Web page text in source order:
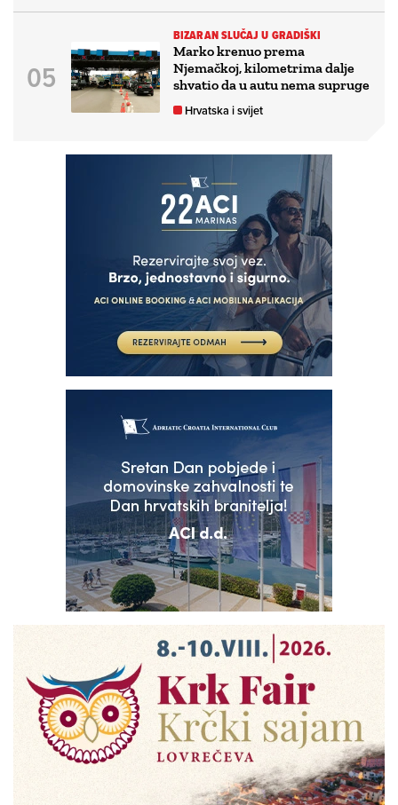
BIZARAN SLUČAJ U GRADIŠKI
Marko krenuo prema
Njemačkoj, kilometrima dalje
shvatio da u autu nema supruge
Hrvatska i svijet